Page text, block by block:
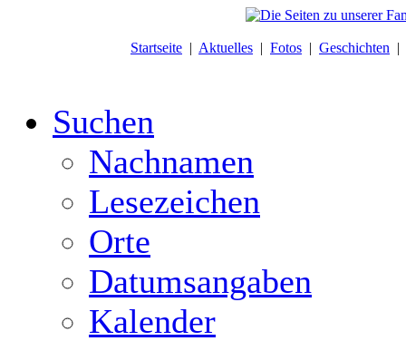
Startseite | Aktuelles | Fotos | Geschichten |
Suchen
Nachnamen
Lesezeichen
Orte
Datumsangaben
Kalender